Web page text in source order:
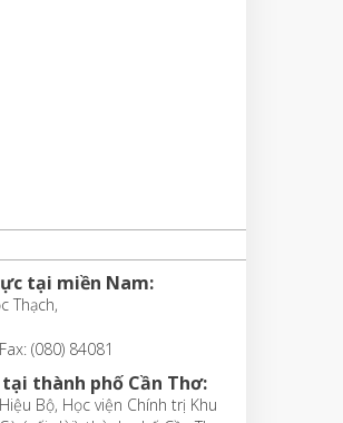
tại miền Nam:
Thạch,
(080) 84081
thành phố Cần Thơ:
Bộ, Học viện Chính trị Khu